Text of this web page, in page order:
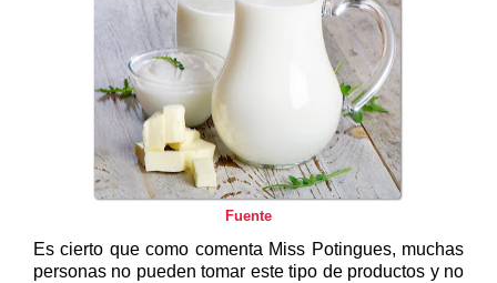
Fuente
Es cierto que como comenta Miss Potingues, muchas
personas no pueden tomar este tipo de productos y no